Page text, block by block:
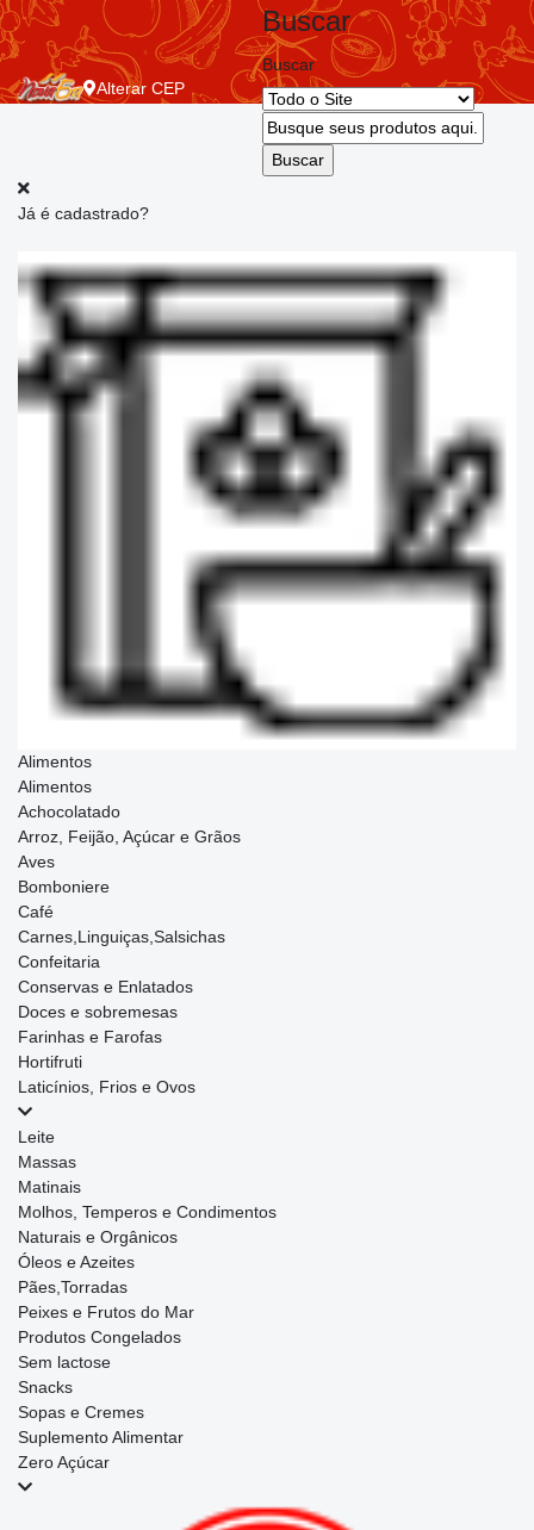
Alterar CEP
Buscar
Buscar
Já é cadastrado?
Alimentos
Alimentos
Achocolatado
Arroz, Feijão, Açúcar e Grãos
Aves
Bomboniere
Café
Carnes,Linguiças,Salsichas
Confeitaria
Conservas e Enlatados
Doces e sobremesas
Farinhas e Farofas
Hortifruti
Laticínios, Frios e Ovos
Leite
Massas
Matinais
Molhos, Temperos e Condimentos
Naturais e Orgânicos
Óleos e Azeites
Pães,Torradas
Peixes e Frutos do Mar
Produtos Congelados
Sem lactose
Snacks
Sopas e Cremes
Suplemento Alimentar
Zero Açúcar